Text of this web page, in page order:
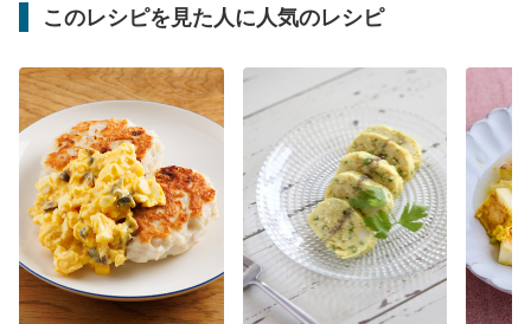
このレシピを見た人に人気のレシピ